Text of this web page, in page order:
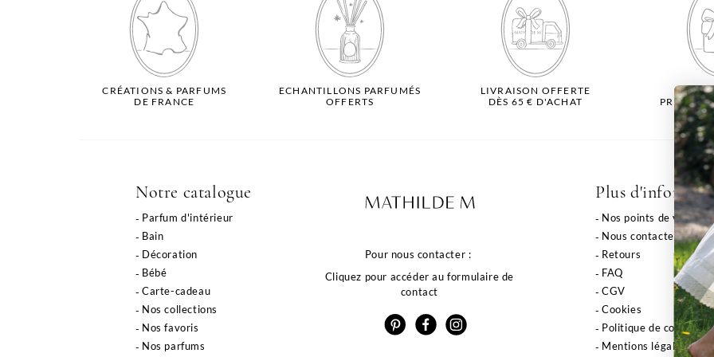
CRÉATIONS & PARFUMS
DE FRANCE
ECHANTILLONS PARFUMÉS
OFFERTS
LIVRAISON OFFERTE
DÈS 65 € D'ACHAT
-10%
Notre catalogue
Parfum d'intérieur
Bain
Décoration
Bébé
Carte-cadeau
Nos collections
Nos favoris
Nos parfums
Pour nous contacter :
Cliquez pour accéder au formulaire de
contact
Plus
Nos points de vente
Nous contacter
Retours
FAQ
CGV
Cookies
Politique de
Mentions légales